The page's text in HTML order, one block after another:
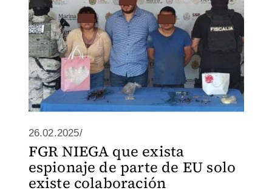
26.02.2025/
FGR NIEGA que exista
espionaje de parte de EU solo
existe colaboración